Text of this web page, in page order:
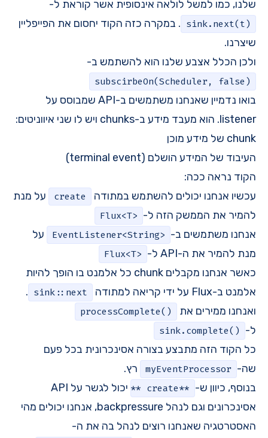
שלנו, כמו למשל לולאה אינסופית אשר קוראת ל-
sink.next(t) . במקרה כזה הקוד יחסום את הפייפליין
שיצרנו.
ולכן הכלל אצבע שלנו הוא להשתמש ב-
subscirbeOn(Scheduler, false)
בואו נדמיין שאנחנו משתמשים ב-API שמבוסס על
listener. הוא מעבד מידע ב-chunks ויש לו שני איווניטים:
chunk של מידע מוכן
העיבוד של המידע הושלם (terminal event)
הקוד נראה ככה:
עכשיו אנחנו יכולים להשתמש במתודה
create
על מנת
להמיר את הממשק הזה ל- Flux<T>
אנחנו משתמשים ב- EventListener<String>
על
מנת להמיר את ה-API ל-
Flux<T>
כאשר אנחנו מקבלים chunk כל אלמנט בו הופך להיות
אלמנט ב-Flux על ידי קריאה למתודה
sink::next
.
ואנחנו ממירים את
processComplete()
ל- sink.complete()
כל הקוד הזה מתבצע בצורה אסינכרונית בכל פעם
שה- myEventProcessor
רץ.
בנוסף, כיוון ש- **create**
יכול לגשר על API
אסינכרונים וגם לנהל backpressure, אנחנו יכולים מהי
האסטרטגיה שאנחנו רוצים לנהל בה את ה-